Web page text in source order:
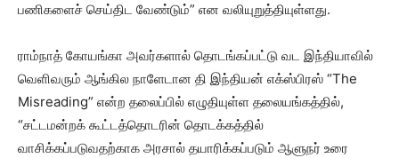
பணிகளைச் செய்திட வேண்டும்” என வலியுறுத்தியுள்ளது.
ராம்நாத் கோயங்கா அவர்களால் தொடங்கப்பட்டு வட இந்தியாவில்
வெளிவரும் ஆங்கில நாளேடான தி இந்தியன் எக்ஸ்பிரஸ் “The
Misreading” என்ற தலைப்பில் எழுதியுள்ள தலையங்கத்தில்,
“சட்டமன்றக் கூட்டத்தொடரின் தொடக்கத்தில்
வாசிக்கப்படுவதற்காக அரசால் தயாரிக்கப்படும் ஆளுநர் உரை